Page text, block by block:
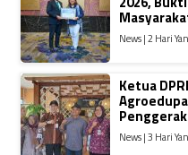
News | 2 Hari
Ketua
News | 3 Hari